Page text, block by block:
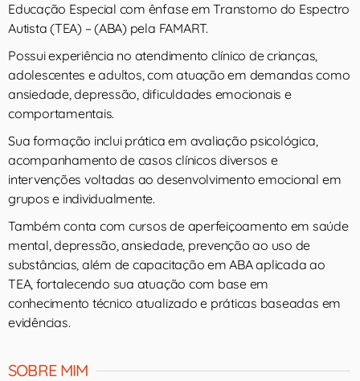
Educação Especial com ênfase em Transtorno do Espectro
Autista (TEA) – (ABA) pela FAMART.
Possui experiência no atendimento clínico de crianças,
adolescentes e adultos, com atuação em demandas como
ansiedade, depressão, dificuldades emocionais e
comportamentais.
Sua formação inclui prática em avaliação psicológica,
acompanhamento de casos clínicos diversos e
intervenções voltadas ao desenvolvimento emocional em
grupos e individualmente.
Também conta com cursos de aperfeiçoamento em saúde
mental, depressão, ansiedade, prevenção ao uso de
substâncias, além de capacitação em ABA aplicada ao
TEA, fortalecendo sua atuação com base em
conhecimento técnico atualizado e práticas baseadas em
evidências.
SOBRE MIM